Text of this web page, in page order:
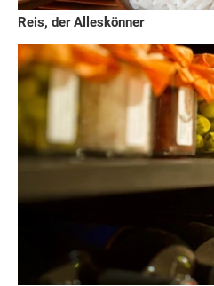
Reis, der Alleskönner